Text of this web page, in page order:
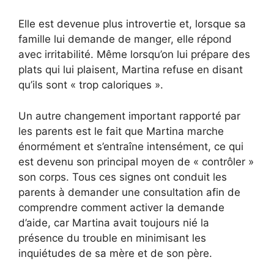
Elle est devenue plus introvertie et, lorsque sa
famille lui demande de manger, elle répond
avec irritabilité. Même lorsqu’on lui prépare des
plats qui lui plaisent, Martina refuse en disant
qu’ils sont « trop caloriques ».
Un autre changement important rapporté par
les parents est le fait que Martina marche
énormément et s’entraîne intensément, ce qui
est devenu son principal moyen de « contrôler »
son corps. Tous ces signes ont conduit les
parents à demander une consultation afin de
comprendre comment activer la demande
d’aide, car Martina avait toujours nié la
présence du trouble en minimisant les
inquiétudes de sa mère et de son père.